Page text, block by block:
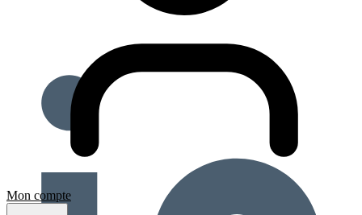
Mon compte